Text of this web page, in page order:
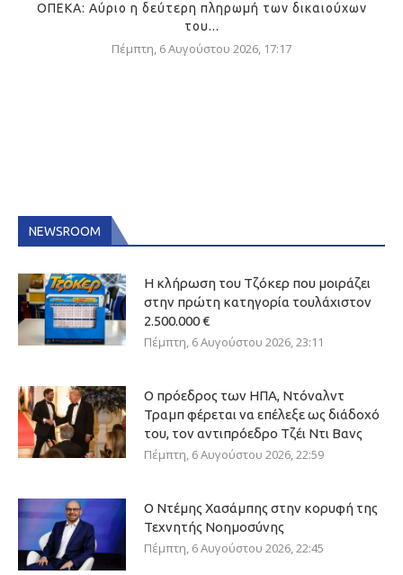
ΟΠΕΚΑ: Αύριο η δεύτερη πληρωμή των δικαιούχων
του...
Πέμπτη, 6 Αυγούστου 2026, 17:17
NEWSROOM
Η κλήρωση του Τζόκερ που μοιράζει
στην πρώτη κατηγορία τουλάχιστον
2.500.000 €
Πέμπτη, 6 Αυγούστου 2026, 23:11
Ο πρόεδρος των ΗΠΑ, Ντόναλντ
Τραμπ φέρεται να επέλεξε ως διάδοχό
του, τον αντιπρόεδρο Τζέι Ντι Βανς
Πέμπτη, 6 Αυγούστου 2026, 22:59
Ο Ντέμης Χασάμπης στην κορυφή της
Τεχνητής Νοημοσύνης
Πέμπτη, 6 Αυγούστου 2026, 22:45